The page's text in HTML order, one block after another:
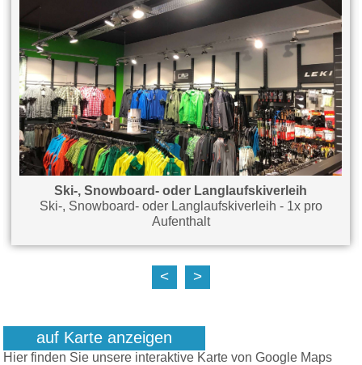
Ski-, Snowboard- oder Langlaufskiverleih
Ski-, Snowboard- oder Langlaufskiverleih - 1x pro
Aufenthalt
< >
auf Karte anzeigen
Hier finden Sie unsere interaktive Karte von Google Maps